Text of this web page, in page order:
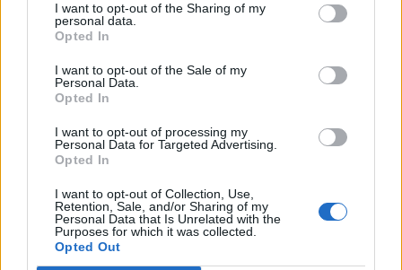
I want to opt-out of the Sharing of my
personal data.
Opted In
I want to opt-out of the Sale of my
Personal Data.
Opted In
I want to opt-out of processing my
Personal Data for Targeted Advertising.
Opted In
I want to opt-out of Collection, Use,
Retention, Sale, and/or Sharing of my
Personal Data that Is Unrelated with the
Purposes for which it was collected.
Opted Out
inflamación de ganglios infectados en órganos
sexuales y ojos.
Fue una de las enfermedades mortales de
mayor impacto, ocurridas en el siglo VI d.C.
A finales de la Edad Media (1300-1400 d.C.), se
registró en Europa el brote epidémico y
tercio de la población en este continente.
Según la Organización Mundial de la Salud
(OMS), la pandemia estuvo activa hasta el año